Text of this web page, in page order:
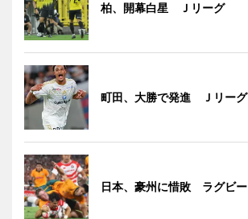
柏、開幕白星 Ｊリーグ
町田、大勝で発進 Ｊリーグ
日本、豪州に惜敗 ラグビー